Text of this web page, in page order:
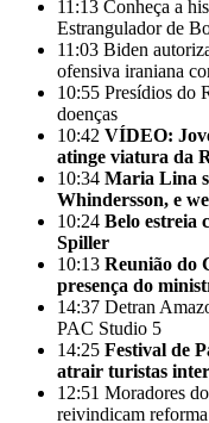
11:13 Conheça a
Estrangulador de
11:03 Biden
ofensiva iraniana
10:55 Presídios do
doenças
10:42 VÍDEO:
atinge viatura da
10:34 Maria Lina
Whindersson, e
10:24 Belo estreia
Spiller
10:13 Reunião do
presença do
14:37 Detran
PAC Studio 5
14:25 Festival de
atrair turistas
12:51 Moradores
reivindicam